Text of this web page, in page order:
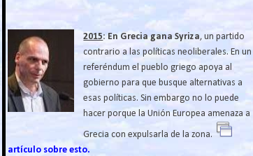
2015: En Grecia gana Syriza, un partido
contrario a las políticas neoliberales. En un
referéndum el pueblo griego apoya al
gobierno para que busque alternativas a
esas políticas. Sin embargo no lo puede
hacer porque la Unión Europea amenaza a
Grecia con expulsarla de la zona.
artículo sobre esto.